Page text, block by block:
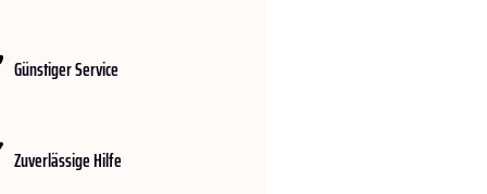
Günstiger Service
Zuverlässige Hilfe